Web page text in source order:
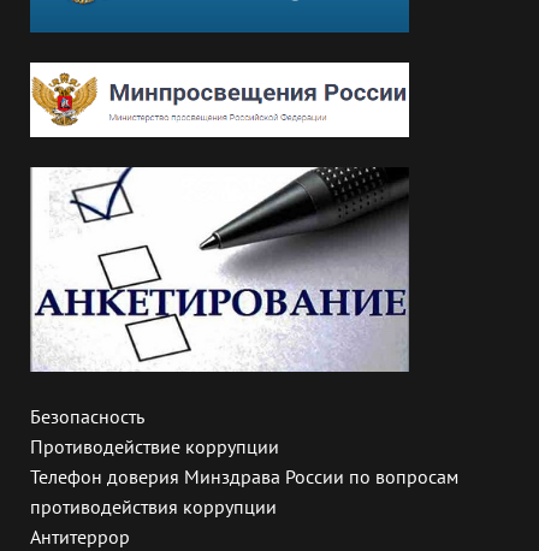
Безопасность
Противодействие коррупции
Телефон доверия Минздрава России по вопросам
противодействия коррупции
Антитеррор